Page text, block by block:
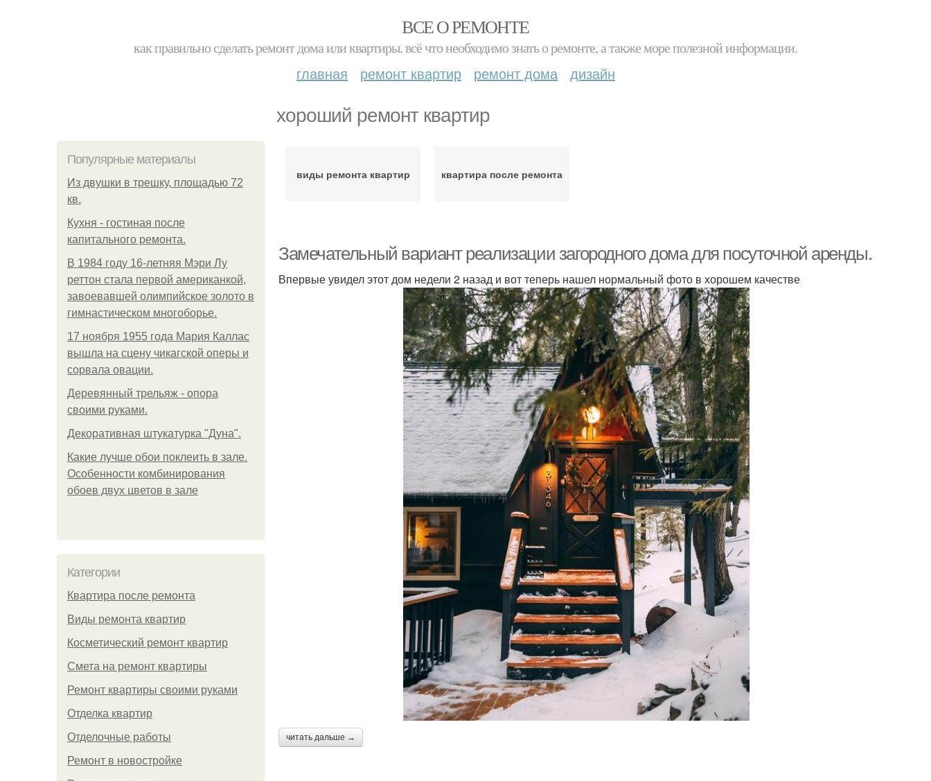
ВСЕ О РЕМОНТЕ
как правильно сделать ремонт дома или квартиры. всё что необходимо знать о ремонте, а также море полезной информации.
главная ремонт квартир ремонт дома дизайн
хороший ремонт квартир
Популярные материалы
Из двушки в трешку, площадью 72
кв.
Кухня - гостиная после
капитального ремонта.
В 1984 году 16-летняя Мэри Лу
реттон стала первой американкой,
завоевавшей олимпийское золото в
гимнастическом многоборье.
17 ноября 1955 года Мария Каллас
вышла на сцену чикагской оперы и
сорвала овации.
Деревянный трельяж - опора
своими руками.
Декоративная штукатурка "Дуна".
Какие лучше обои поклеить в зале.
Особенности комбинирования
обоев двух цветов в зале
Категории
Квартира после ремонта
Виды ремонта квартир
Косметический ремонт квартир
Смета на ремонт квартиры
Ремонт квартиры своими руками
Отделка квартир
Отделочные работы
Ремонт в новостройке
виды ремонта квартир квартира после ремонта
Замечательный вариант реализации загородного дома для посуточной аренды.
Впервые увидел этот дом недели 2 назад и вот теперь нашел нормальный фото в хорошем качестве
читать дальше →